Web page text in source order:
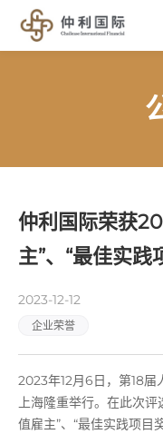
仲利国际荣获
主”、“最佳实践
2023-12-12
企业荣誉
2023年12月6日，第18届
上海隆重举行。在此次
值雇主”、“最佳实践项目